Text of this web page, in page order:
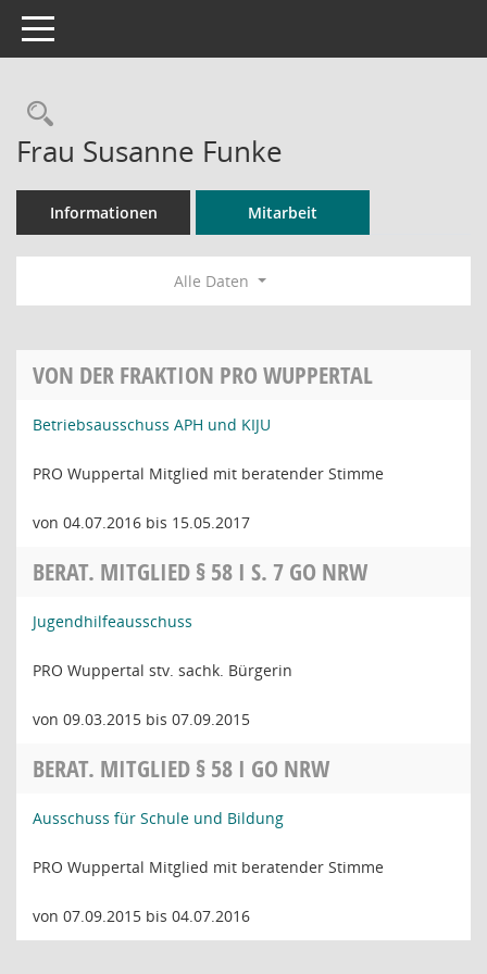
Toggle navigation
Rechercheauswahl
Frau Susanne Funke
Informationen Mitarbeit
Alle Daten
VON DER FRAKTION PRO WUPPERTAL
Betriebsausschuss APH und KIJU
PRO Wuppertal Mitglied mit beratender Stimme
von 04.07.2016 bis 15.05.2017
BERAT. MITGLIED § 58 I S. 7 GO NRW
Jugendhilfeausschuss
PRO Wuppertal stv. sachk. Bürgerin
von 09.03.2015 bis 07.09.2015
BERAT. MITGLIED § 58 I GO NRW
Ausschuss für Schule und Bildung
PRO Wuppertal Mitglied mit beratender Stimme
von 07.09.2015 bis 04.07.2016